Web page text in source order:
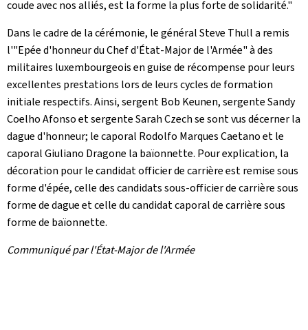
coude avec nos alliés, est la forme la plus forte de solidarité."
Dans le cadre de la cérémonie, le général Steve Thull a remis
l'"Epée d'honneur du Chef d'État-Major de l'Armée" à des
militaires luxembourgeois en guise de récompense pour leurs
excellentes prestations lors de leurs cycles de formation
initiale respectifs. Ainsi, sergent Bob Keunen, sergente Sandy
Coelho Afonso et sergente Sarah Czech se sont vus décerner la
dague d'honneur; le caporal Rodolfo Marques Caetano et le
caporal Giuliano Dragone la baïonnette. Pour explication, la
décoration pour le candidat officier de carrière est remise sous
forme d'épée, celle des candidats sous-officier de carrière sous
forme de dague et celle du candidat caporal de carrière sous
forme de baïonnette.
Communiqué par l'État-Major de l'Armée